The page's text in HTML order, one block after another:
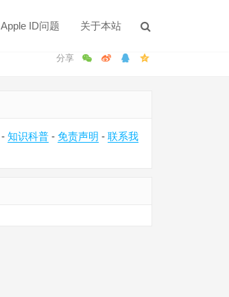
Apple ID问题 关于本站
- 知识科普 - 免责声明 - 联系我